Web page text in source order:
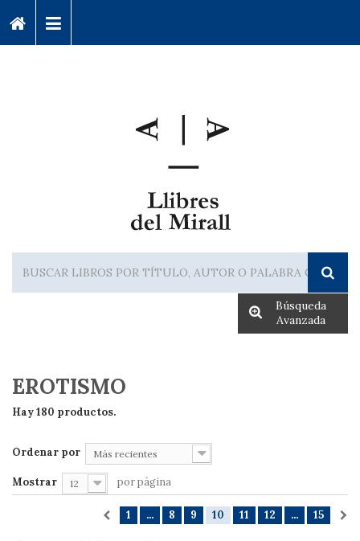
Búsqueda
Avanzada
EROTISMO
Hay 180 productos.
Ordenar por Más recientes
Mostrar 12 por página
1 ... 8 9 10 11 12 ... 15